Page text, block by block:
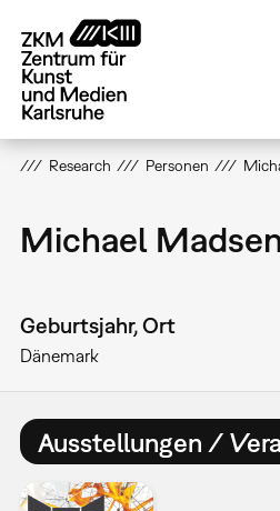
zum
Inhalt
Research Personen
Michael Madsen
Geburtsjahr, Ort
Dänemark
Ausstellungen /